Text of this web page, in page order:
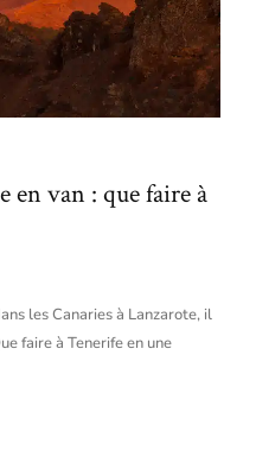
en van : que faire à
les Canaries à Lanzarote, il
faire à Tenerife en une